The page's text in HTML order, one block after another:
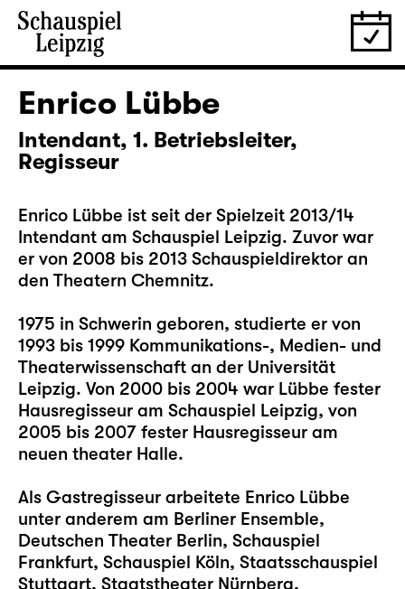
Enrico Lübbe
Intendant, 1. Betriebsleiter,
Regisseur
Enrico Lübbe ist seit der Spielzeit 2013/14
Intendant am Schauspiel Leipzig. Zuvor war
er von 2008 bis 2013 Schauspieldirektor an
den Theatern Chemnitz.
1975 in Schwerin geboren, studierte er von
1993 bis 1999 Kommunikations-, Medien- und
Theaterwissenschaft an der Universität
Leipzig. Von 2000 bis 2004 war Lübbe fester
Hausregisseur am Schauspiel Leipzig, von
2005 bis 2007 fester Hausregisseur am
neuen theater Halle.
Als Gastregisseur arbeitete Enrico Lübbe
unter anderem am Berliner Ensemble,
Deutschen Theater Berlin, Schauspiel
Frankfurt, Schauspiel Köln, Staatsschauspiel
Stuttgart, Staatstheater Nürnberg,